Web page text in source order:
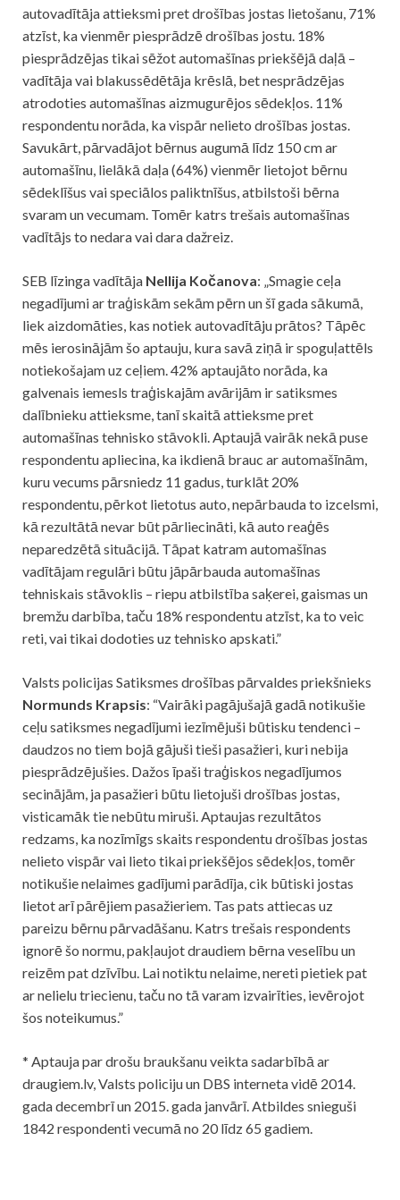
autovadītāja attieksmi pret drošības jostas lietošanu, 71%
atzīst, ka vienmēr piesprādzē drošības jostu. 18%
piesprādzējas tikai sēžot automašīnas priekšējā daļā –
vadītāja vai blakussēdētāja krēslā, bet nesprādzējas
atrodoties automašīnas aizmugurējos sēdekļos. 11%
respondentu norāda, ka vispār nelieto drošības jostas.
Savukārt, pārvadājot bērnus augumā līdz 150 cm ar
automašīnu, lielākā daļa (64%) vienmēr lietojot bērnu
sēdeklīšus vai speciālos paliktnīšus, atbilstoši bērna
svaram un vecumam. Tomēr katrs trešais automašīnas
vadītājs to nedara vai dara dažreiz.
SEB līzinga vadītāja Nellija Kočanova: „Smagie ceļa
negadījumi ar traģiskām sekām pērn un šī gada sākumā,
liek aizdomāties, kas notiek autovadītāju prātos? Tāpēc
mēs ierosinājām šo aptauju, kura savā ziņā ir spoguļattēls
notiekošajam uz ceļiem. 42% aptaujāto norāda, ka
galvenais iemesls traģiskajām avārijām ir satiksmes
dalībnieku attieksme, tanī skaitā attieksme pret
automašīnas tehnisko stāvokli. Aptaujā vairāk nekā puse
respondentu apliecina, ka ikdienā brauc ar automašīnām,
kuru vecums pārsniedz 11 gadus, turklāt 20%
respondentu, pērkot lietotus auto, nepārbauda to izcelsmi,
kā rezultātā nevar būt pārliecināti, kā auto reaģēs
neparedzētā situācijā. Tāpat katram automašīnas
vadītājam regulāri būtu jāpārbauda automašīnas
tehniskais stāvoklis – riepu atbilstība saķerei, gaismas un
bremžu darbība, taču 18% respondentu atzīst, ka to veic
reti, vai tikai dodoties uz tehnisko apskati.”
Valsts policijas Satiksmes drošības pārvaldes priekšnieks
Normunds Krapsis: “Vairāki pagājušajā gadā notikušie
ceļu satiksmes negadījumi iezīmējuši būtisku tendenci –
daudzos no tiem bojā gājuši tieši pasažieri, kuri nebija
piesprādzējušies. Dažos īpaši traģiskos negadījumos
secinājām, ja pasažieri būtu lietojuši drošības jostas,
visticamāk tie nebūtu miruši. Aptaujas rezultātos
redzams, ka nozīmīgs skaits respondentu drošības jostas
nelieto vispār vai lieto tikai priekšējos sēdekļos, tomēr
notikušie nelaimes gadījumi parādīja, cik būtiski jostas
lietot arī pārējiem pasažieriem. Tas pats attiecas uz
pareizu bērnu pārvadāšanu. Katrs trešais respondents
ignorē šo normu, pakļaujot draudiem bērna veselību un
reizēm pat dzīvību. Lai notiktu nelaime, nereti pietiek pat
ar nelielu triecienu, taču no tā varam izvairīties, ievērojot
šos noteikumus.”
* Aptauja par drošu braukšanu veikta sadarbībā ar
draugiem.lv, Valsts policiju un DBS interneta vidē 2014.
gada decembrī un 2015. gada janvārī. Atbildes snieguši
1842 respondenti vecumā no 20 līdz 65 gadiem.